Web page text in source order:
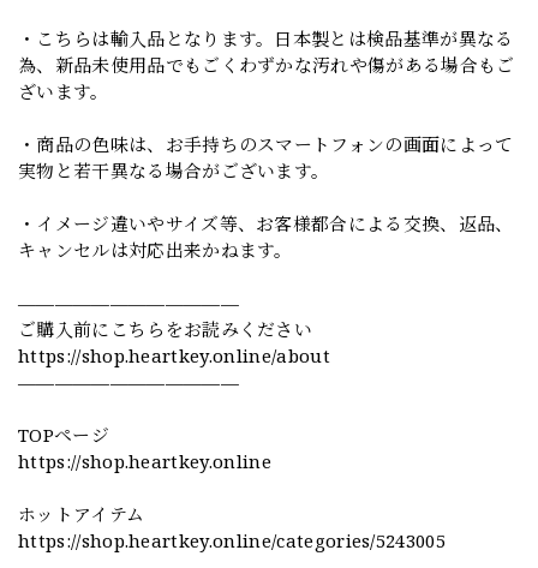
・こちらは輸入品となります。日本製とは検品基準が異なる
為、新品未使用品でもごくわずかな汚れや傷がある場合もご
ざいます。
・商品の色味は、お手持ちのスマートフォンの画面によって
実物と若干異なる場合がございます。
・イメージ違いやサイズ等、お客様都合による交換、返品、
キャンセルは対応出来かねます。
————————————
ご購入前にこちらをお読みください
https://shop.heartkey.online/about
————————————
TOPページ
https://shop.heartkey.online
ホットアイテム
https://shop.heartkey.online/categories/5243005